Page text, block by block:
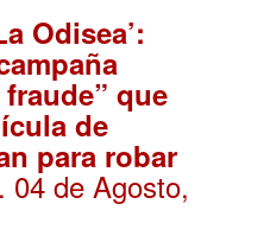
Odisea’:
que
de
para robar
. 04 de Agosto,